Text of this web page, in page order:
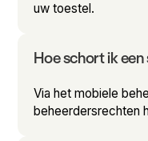
uw toestel.
Hoe schort ik
Via het mobiele
beheerdersrechten